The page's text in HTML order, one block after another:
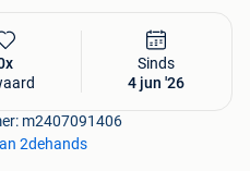
Sinds
4 jun '26
m2407091406
2dehands